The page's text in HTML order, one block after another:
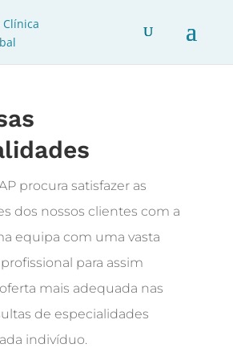
procura satisfazer as
dos nossos clientes com a
equipa com uma vasta
para assim
mais adequada nas
de especialidades
indivíduo.